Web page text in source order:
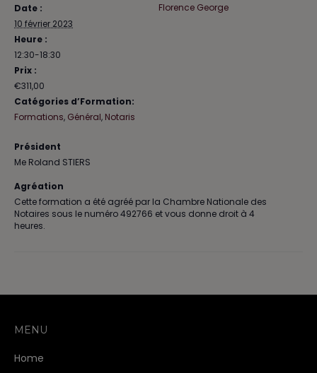
Date :
10 février 2023
Heure :
12:30-18:30
Prix :
€311,00
Catégories d’Formation:
Formations, Général, Notaris
Florence George
Président
Me Roland STIERS
Agréation
Cette formation a été agréé par la Chambre Nationale des
Notaires sous le numéro 492766 et vous donne droit à 4
heures.
MENU
Home